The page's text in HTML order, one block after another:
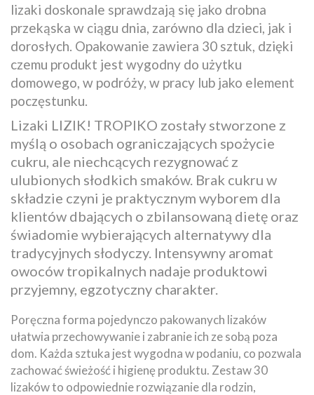
lizaki doskonale sprawdzają się jako drobna
przekąska w ciągu dnia, zarówno dla dzieci, jak i
dorosłych. Opakowanie zawiera 30 sztuk, dzięki
czemu produkt jest wygodny do użytku
domowego, w podróży, w pracy lub jako element
poczęstunku.
Lizaki LIZIK! TROPIKO zostały stworzone z
myślą o osobach ograniczających spożycie
cukru, ale niechcących rezygnować z
ulubionych słodkich smaków. Brak cukru w
składzie czyni je praktycznym wyborem dla
klientów dbających o zbilansowaną dietę oraz
świadomie wybierających alternatywy dla
tradycyjnych słodyczy. Intensywny aromat
owoców tropikalnych nadaje produktowi
przyjemny, egzotyczny charakter.
Poręczna forma pojedynczo pakowanych lizaków
ułatwia przechowywanie i zabranie ich ze sobą poza
dom. Każda sztuka jest wygodna w podaniu, co pozwala
zachować świeżość i higienę produktu. Zestaw 30
lizaków to odpowiednie rozwiązanie dla rodzin,